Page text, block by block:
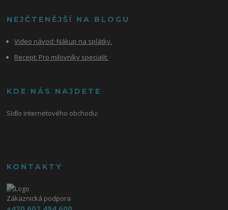
NEJČTENĚJŠÍ NA BLOGU
Video návod: Nákup na splátky.
Recept: Pro milovníky specialit.
KDE NÁS NAJDETE
Sídlo internetového obchodu:
KONTAKTY
Zákaznická podpora